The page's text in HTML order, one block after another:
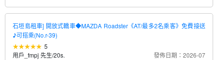
石垣島租車] 開放式轎車◆MAZDA Roadster《AT/最多2名乘客》免費接送
♪可搭乘(No.r-39)
5
用戶_fmpj 先生/20s.
發佈日期：2026-07